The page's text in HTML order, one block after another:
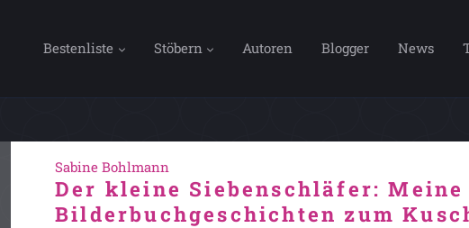
Bestenliste Stöbern Autoren Blogger News
Sabine Bohlmann
Der kleine Siebenschläfer:
Bilderbuchgeschichten zum